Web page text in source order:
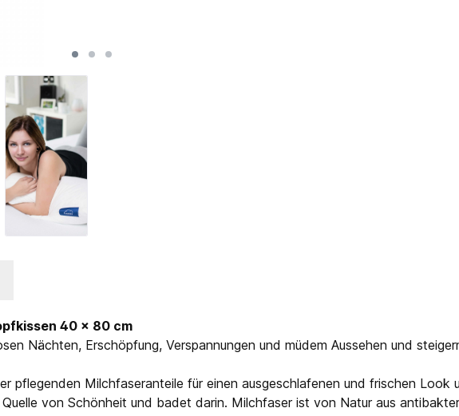
40 x 80 cm
Nächten, Erschöpfung, Verspannungen und müdem Aussehen und
pflegenden Milchfaseranteile für einen ausgeschlafenen und frischen
von Schönheit und badet darin. Milchfaser ist von Natur aus